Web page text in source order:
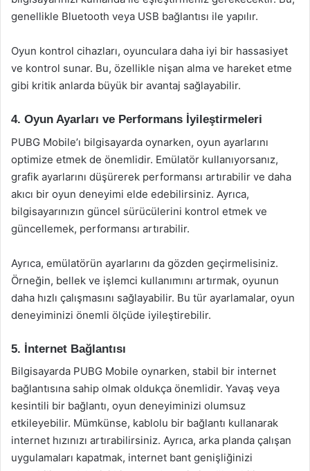
genellikle Bluetooth veya USB bağlantısı ile yapılır.
Oyun kontrol cihazları, oyunculara daha iyi bir hassasiyet
ve kontrol sunar. Bu, özellikle nişan alma ve hareket etme
gibi kritik anlarda büyük bir avantaj sağlayabilir.
4. Oyun Ayarları ve Performans İyileştirmeleri
PUBG Mobile’ı bilgisayarda oynarken, oyun ayarlarını
optimize etmek de önemlidir. Emülatör kullanıyorsanız,
grafik ayarlarını düşürerek performansı artırabilir ve daha
akıcı bir oyun deneyimi elde edebilirsiniz. Ayrıca,
bilgisayarınızın güncel sürücülerini kontrol etmek ve
güncellemek, performansı artırabilir.
Ayrıca, emülatörün ayarlarını da gözden geçirmelisiniz.
Örneğin, bellek ve işlemci kullanımını artırmak, oyunun
daha hızlı çalışmasını sağlayabilir. Bu tür ayarlamalar, oyun
deneyiminizi önemli ölçüde iyileştirebilir.
5. İnternet Bağlantısı
Bilgisayarda PUBG Mobile oynarken, stabil bir internet
bağlantısına sahip olmak oldukça önemlidir. Yavaş veya
kesintili bir bağlantı, oyun deneyiminizi olumsuz
etkileyebilir. Mümkünse, kablolu bir bağlantı kullanarak
internet hızınızı artırabilirsiniz. Ayrıca, arka planda çalışan
uygulamaları kapatmak, internet bant genişliğinizi